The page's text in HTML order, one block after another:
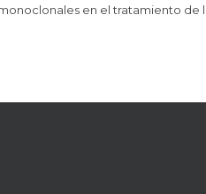
en el tratamiento de